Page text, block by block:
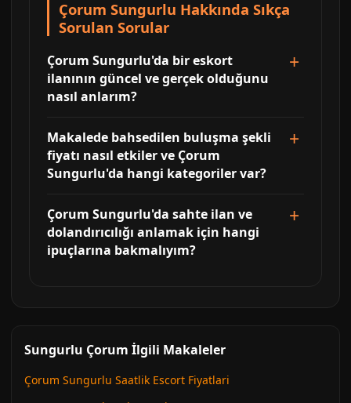
Çorum Sungurlu Hakkında Sıkça
Sorulan Sorular
Çorum Sungurlu'da bir eskort
ilanının güncel ve gerçek olduğunu
nasıl anlarım?
Makalede bahsedilen buluşma şekli
fiyatı nasıl etkiler ve Çorum
Sungurlu'da hangi kategoriler var?
Çorum Sungurlu'da sahte ilan ve
dolandırıcılığı anlamak için hangi
ipuçlarına bakmalıyım?
Sungurlu Çorum İlgili Makaleler
Çorum Sungurlu Saatlik Escort Fiyatlari